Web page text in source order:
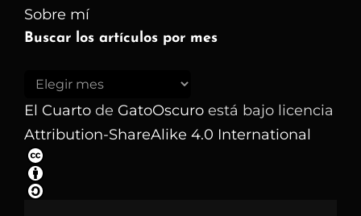
Sobre mí
Buscar los artículos por mes
Buscar
los
artículos
por
mes
El Cuarto de GatoOscuro está bajo licencia
Attribution-ShareAlike 4.0 International